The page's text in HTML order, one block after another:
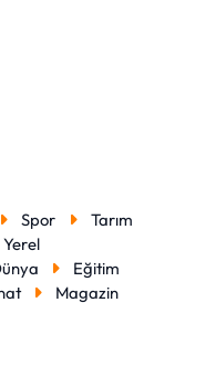
Spor
Tarım
Yerel
Eğitim
Magazin